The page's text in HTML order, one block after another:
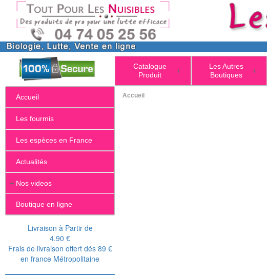
+
Catalogue
Produit
+
Les Autres
Boutiques
Accueil
Les fourmis
Les espèces en France
Actualités
+ Nos videos
Boutique en ligne
Livraison à Partir de
4.90 €
Frais de livraison offert dés 89 €
en france Métropolitaine
Accueil